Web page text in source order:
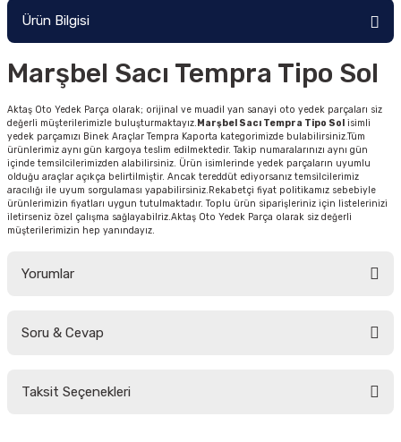
Ürün Bilgisi
Marşbel Sacı Tempra Tipo Sol
Aktaş Oto Yedek Parça olarak; orijinal ve muadil yan sanayi oto yedek parçaları siz
değerli müşterilerimizle buluşturmaktayız.Marşbel Sacı Tempra Tipo Sol isimli
yedek parçamızı Binek Araçlar Tempra Kaporta kategorimizde bulabilirsiniz.Tüm
ürünlerimiz aynı gün kargoya teslim edilmektedir. Takip numaralarınızı aynı gün
içinde temsilcilerimizden alabilirsiniz. Ürün isimlerinde yedek parçaların uyumlu
olduğu araçlar açıkça belirtilmiştir. Ancak tereddüt ediyorsanız temsilcilerimiz
aracılığı ile uyum sorgulaması yapabilirsiniz.Rekabetçi fiyat politikamız sebebiyle
ürünlerimizin fiyatları uygun tutulmaktadır. Toplu ürün siparişleriniz için listelerinizi
iletirseniz özel çalışma sağlayabilriz.Aktaş Oto Yedek Parça olarak siz değerli
müşterilerimizin hep yanındayız.
Yorumlar
Soru & Cevap
Taksit Seçenekleri